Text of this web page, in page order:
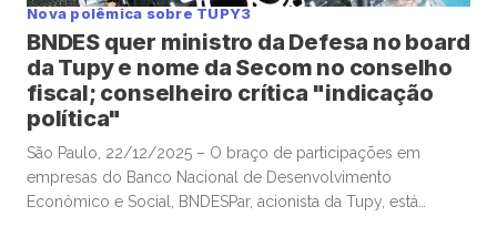
Nova polêmica sobre TUPY3
BNDES quer ministro da Defesa no board
da Tupy e nome da Secom no conselho
fiscal; conselheiro crítica "indicação
política"
São Paulo, 22/12/2025 – O braço de participações em
empresas do Banco Nacional de Desenvolvimento
Econômico e Social, BNDESPar, acionista da Tupy, está